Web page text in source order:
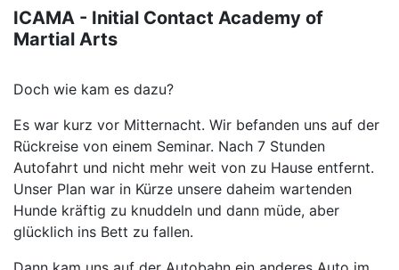
ICAMA - Initial Contact Academy of
Martial Arts
Doch wie kam es dazu?
Es war kurz vor Mitternacht. Wir befanden uns auf der
Rückreise von einem Seminar. Nach 7 Stunden
Autofahrt und nicht mehr weit von zu Hause entfernt.
Unser Plan war in Kürze unsere daheim wartenden
Hunde kräftig zu knuddeln und dann müde, aber
glücklich ins Bett zu fallen.